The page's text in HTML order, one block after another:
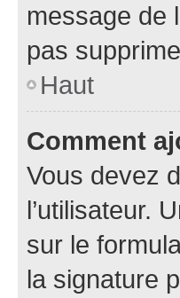
message de
pas
Haut
Comment
Vous devez
l’utilisateur.
sur le
la signature